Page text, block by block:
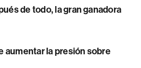
de todo, la gran ganadora
aumentar la presión sobre